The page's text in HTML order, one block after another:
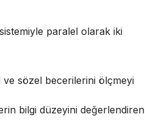
paralel olarak iki
sözel becerilerini ölçmeyi
bilgi düzeyini değerlendiren